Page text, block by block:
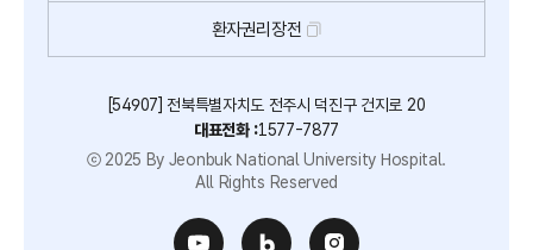
환자권리장전
[54907] 전북특별자치도 전주시 덕진구 건지로 20
대표전화 :1577-7877
ⓒ 2025 By Jeonbuk National University Hospital.
All Rights Reserved